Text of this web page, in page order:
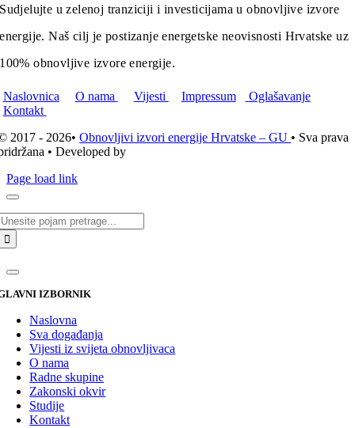
Sudjelujte u zelenoj tranziciji i investicijama u obnovljive izvore
energije. Naš cilj je postizanje energetske neovisnosti Hrvatske uz
100% obnovljive izvore energije.
Naslovnica O nama Vijesti Impressum
Oglašavanje
Kontakt
2017 - 2026•Obnovljivi izvori energije Hrvatske – GU • Sva prava
• Developed by
Page load link
IZBORNIK
Naslovna
Sva događanja
Vijesti iz svijeta obnovljivaca
O nama
Radne skupine
Zakonski okvir
Studije
Kontakt